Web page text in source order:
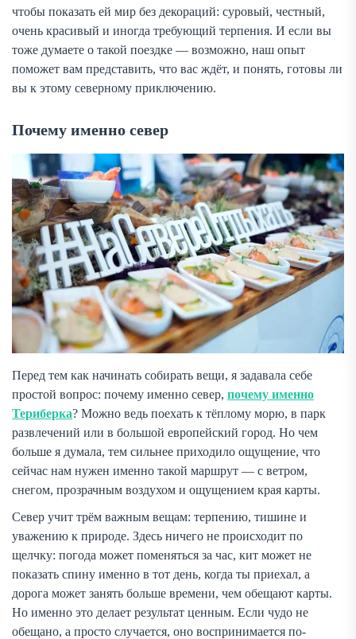
чтобы показать ей мир без декораций: суровый, честный,
очень красивый и иногда требующий терпения. И если вы
тоже думаете о такой поездке — возможно, наш опыт
поможет вам представить, что вас ждёт, и понять, готовы ли
вы к этому северному приключению.
Почему именно север
Перед тем как начинать собирать вещи, я задавала себе
простой вопрос: почему именно север, почему именно
Териберка? Можно ведь поехать к тёплому морю, в парк
развлечений или в большой европейский город. Но чем
больше я думала, тем сильнее приходило ощущение, что
сейчас нам нужен именно такой маршрут — с ветром,
снегом, прозрачным воздухом и ощущением края карты.
Север учит трём важным вещам: терпению, тишине и
уважению к природе. Здесь ничего не происходит по
щелчку: погода может поменяться за час, кит может не
показать спину именно в тот день, когда ты приехал, а
дорога может занять больше времени, чем обещают карты.
Но именно это делает результат ценным. Если чудо не
обещано, а просто случается, оно воспринимается по-